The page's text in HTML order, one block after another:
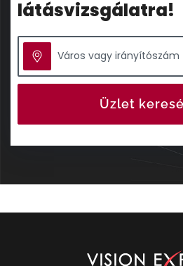
látásvizsgálatra!
Üzlet